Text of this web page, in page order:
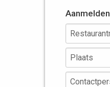
Aanmelden